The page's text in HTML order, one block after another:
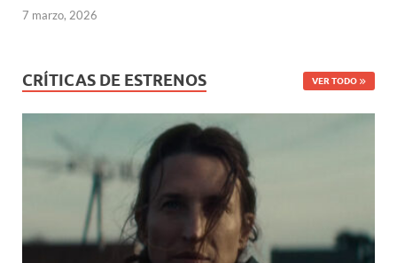
7 marzo, 2026
CRÍTICAS DE ESTRENOS VER TODO